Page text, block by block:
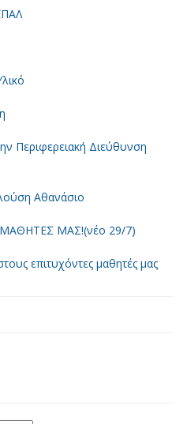
Περιφερειακή Διεύθυνση
Αθανάσιο
ΜΑΣ!(νέο 29/7)
επιτυχόντες μαθητές μας